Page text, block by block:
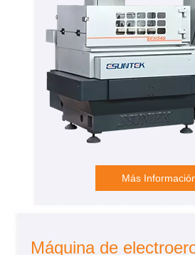
Más
Máquina de